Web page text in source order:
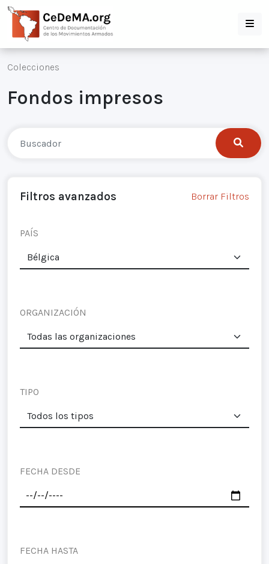
Colecciones
Fondos impresos
Filtros avanzados Borrar Filtros
PAÍS
ORGANIZACIÓN
TIPO
FECHA DESDE
FECHA HASTA